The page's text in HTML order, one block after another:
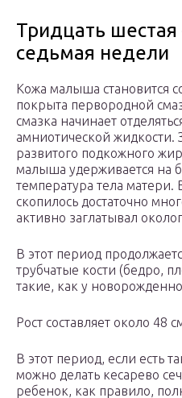
Тридцать
седьмая недели
Кожа малыша становится
покрыта первородной
смазка начинает
амниотической жидкости.
развитого подкожного
малыша удерживается на
температура тела
скопилось достаточно
активно заглатывал
В этот период
трубчатые кости (бедро,
такие, как у
Рост составляет около 48
В этот период, если есть
можно делать кесарево
ребенок, как правило,